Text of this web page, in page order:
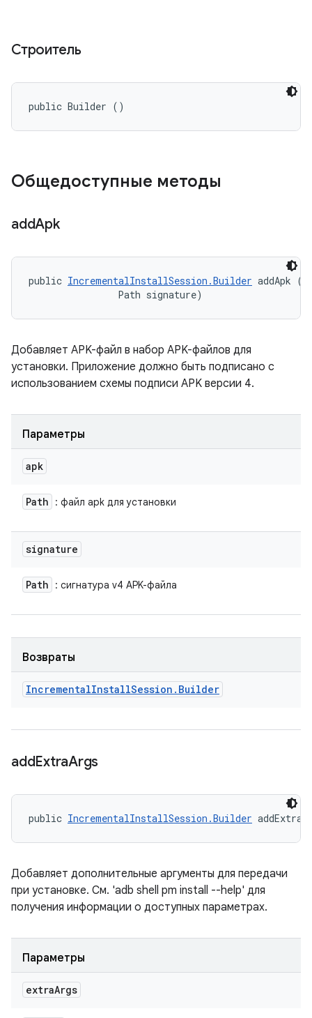
Строитель
public Builder ()
Общедоступные методы
addApk
public IncrementalInstallSession.Builder addApk
                Path signature)
Добавляет APK-файл в набор APK-файлов для
установки. Приложение должно быть подписано с
использованием схемы подписи APK версии 4.
Параметры
apk
Path : файл apk для установки
signature
Path : сигнатура v4 APK-файла
Возвраты
IncrementalInstallSession . Builder
addExtraArgs
public IncrementalInstallSession.Builder
Добавляет дополнительные аргументы для передачи
при установке. См. 'adb shell pm install --help' для
получения информации о доступных параметрах.
Параметры
extraArgs